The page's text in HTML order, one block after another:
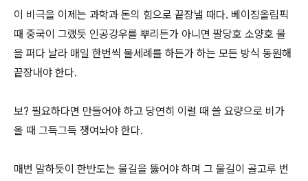
이 비극을 이제는 과학과 돈의 힘으로 끝장낼 때다. 베이징올림픽
때 중국이 그랬듯 인공강우를 뿌리든가 아니면 팔당호 소양호 물
을 퍼다 날라 매일 한번씩 물세례를 하든가 하는 모든 방식 동원해
끝장내야 한다.
보? 필요하다면 만들어야 하고 당연히 이럴 때 쓸 요량으로 비가
올 때 그득그득 쟁여놔야 한다.
매번 말하듯이 한반도는 물길을 뚫어야 하며 그 물길이 골고루 번